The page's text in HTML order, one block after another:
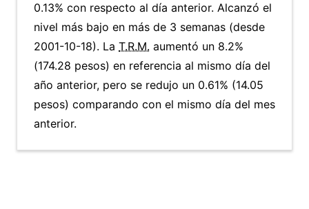
0.13% con respecto al día anterior. Alcanzó el
nivel más bajo en más de 3 semanas (desde
2001-10-18). La T.R.M. aumentó un 8.2%
(174.28 pesos) en referencia al mismo día del
año anterior, pero se redujo un 0.61% (14.05
pesos) comparando con el mismo día del mes
anterior.